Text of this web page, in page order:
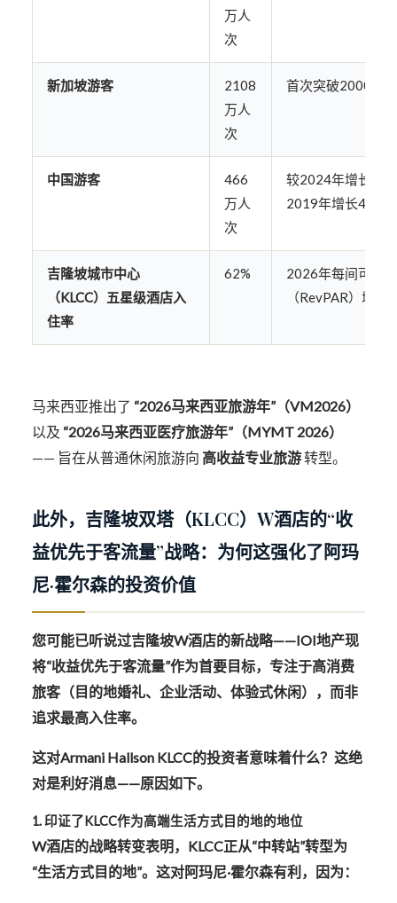
万人
次
新加坡游客
2108
万人
次
首次突破2000万
中国游客
466
万人
次
较2024年增长
2019年增长40%
吉隆坡城市中心
（KLCC）五星级酒店入
住率
62%
2026年每间可供
（RevPAR）增长
马来西亚推出了 “2026马来西亚旅游年”（VM2026）
以及 “2026马来西亚医疗旅游年”（MYMT 2026）
—— 旨在从普通休闲旅游向 高收益专业旅游转型。
此外， 吉隆坡双塔（KLCC）W酒店的“收
益优先于客流量”战略：为何这强化了阿玛
尼·霍尔森的投资价值
您可能已听说过吉隆坡W酒店的新战略——IOI地产现
将“收益优先于客流量”作为首要目标，专注于高消费
旅客（目的地婚礼、企业活动、体验式休闲），而非
追求最高入住率。
这对Armani Hallson KLCC的投资者意味着什么？这绝
对是利好消息——原因如下。
1. 印证了KLCC作为高端生活方式目的地的地位
W酒店的战略转变表明， KLCC正从“中转站”转型为
“生活方式目的地”。这对阿玛尼·霍尔森有利，因为：